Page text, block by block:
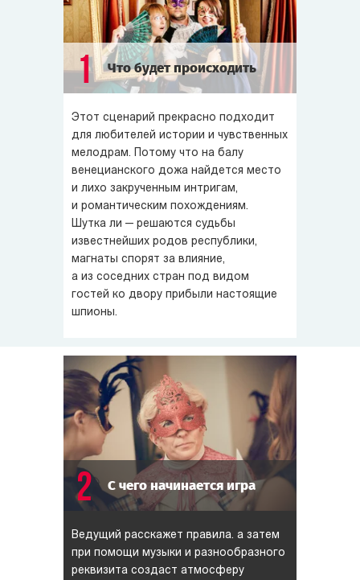
Упрочите ли вы своё влияние при дворе или получите
кинжал в спину?
Ждут ли вас амурные приключения или яд в бокале
Попробуйте себя в венецианских интригах!
1 Что будет происходить
Этот сценарий прекрасно подходит
для любителей истории и чувственных
мелодрам. Потому что на балу
венецианского дожа найдется место
и лихо закрученным интригам,
и романтическим похождениям.
Шутка ли — решаются судьбы
известнейших родов республики,
магнаты спорят за влияние,
а из соседних стран под видом
гостей ко двору прибыли настоящие
шпионы.
2 С чего начинается игра
Ведущий расскажет правила. а затем
при помощи музыки и разнообразного
реквизита создаст атмосферу